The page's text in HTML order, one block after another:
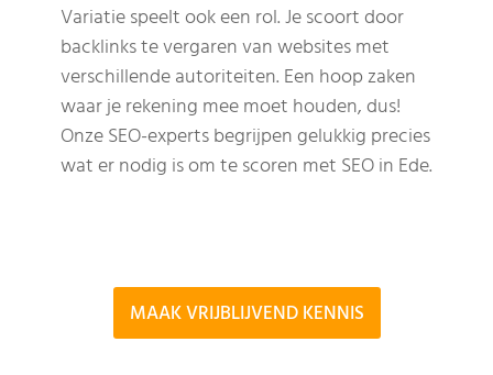
Variatie speelt ook een rol. Je scoort door
backlinks te vergaren van websites met
verschillende autoriteiten. Een hoop zaken
waar je rekening mee moet houden, dus!
Onze SEO-experts begrijpen gelukkig precies
wat er nodig is om te scoren met SEO in Ede.
MAAK VRIJBLIJVEND KENNIS